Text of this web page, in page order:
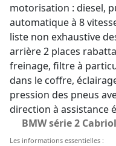
motorisation : diesel,
automatique à 8
liste non exhaustive
arrière 2 places
freinage, filtre à
dans le coffre,
pression des pneus
direction à assistance
BMW série 2
Les informations essentielles :